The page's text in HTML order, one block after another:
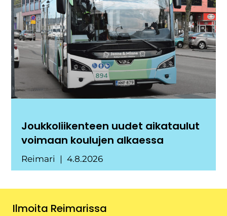
Joukkoliikenteen uudet aikataulut
voimaan koulujen alkaessa
Reimari 4.8.2026
Ilmoita Reimarissa